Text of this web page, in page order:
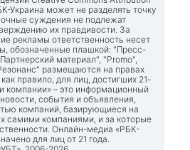
Украина может не разделять точку
суждения не подлежат
их правдивости. За
рекламы ответственность несет
обозначенные плашкой: "Пресс-
материал", "Promo",
размещаются на правах
правило, для лиц, достигших 21-
компании» – это информационный
события и объявления,
компаний, базирующиеся на
самими компаниями, и за которые
Онлайн-медиа «РБК-
для лиц от 21 года.